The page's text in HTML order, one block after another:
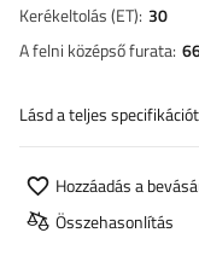
Kerékeltolás (ET) 30
A felni középső furata
Lásd a teljes specifikációt
Hozzáadás a
Összehasonlítás